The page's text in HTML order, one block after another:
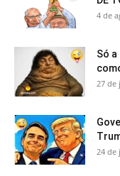
4 de
Só
27 de
24 de